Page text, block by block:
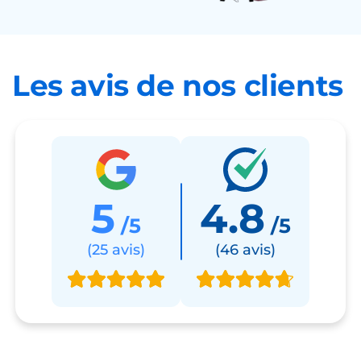
en situation
de handicap
Les avis de nos clients